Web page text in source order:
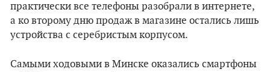
практически все телефоны разобрали в интернете,
а ко второму дню продаж в магазине остались лишь
устройства с серебристым корпусом.
Самыми ходовыми в Минске оказались смартфоны